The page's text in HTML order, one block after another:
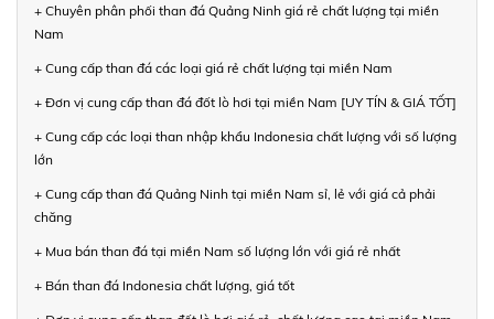
+ Chuyên phân phối than đá Quảng Ninh giá rẻ chất lượng tại miền
Nam
+ Cung cấp than đá các loại giá rẻ chất lượng tại miền Nam
+ Đơn vị cung cấp than đá đốt lò hơi tại miền Nam [UY TÍN & GIÁ TỐT]
+ Cung cấp các loại than nhập khẩu Indonesia chất lượng với số lượng
lớn
+ Cung cấp than đá Quảng Ninh tại miền Nam sỉ, lẻ với giá cả phải
chăng
+ Mua bán than đá tại miền Nam số lượng lớn với giá rẻ nhất
+ Bán than đá Indonesia chất lượng, giá tốt